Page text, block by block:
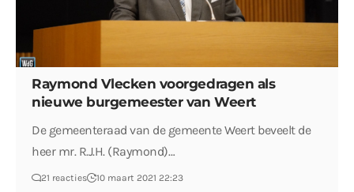
Raymond Vlecken voorgedragen als
nieuwe burgemeester van Weert
De gemeenteraad van de gemeente Weert beveelt de
heer mr. R.J.H. (Raymond)…
21 reacties 10 maart 2021 22:23